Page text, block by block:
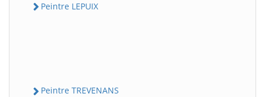
Peintre LEPUIX
Peintre TREVENANS